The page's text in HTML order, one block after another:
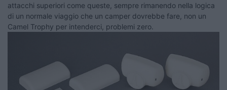
attacchi superiori come queste, sempre rimanendo nella logica
di un normale viaggio che un camper dovrebbe fare, non un
Camel Trophy per intenderci, problemi zero.